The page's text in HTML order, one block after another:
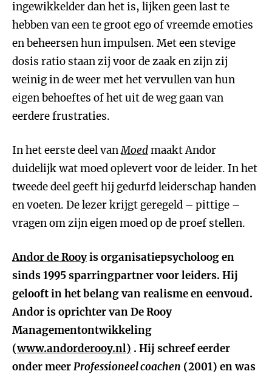
ingewikkelder dan het is, lijken geen last te
hebben van een te groot ego of vreemde emoties
en beheersen hun impulsen. Met een stevige
dosis ratio staan zij voor de zaak en zijn zij
weinig in de weer met het vervullen van hun
eigen behoeftes of het uit de weg gaan van
eerdere frustraties.
In het eerste deel vanMoedmaakt Andor
duidelijk wat moed oplevert voor de leider. In het
tweede deel geeft hij gedurfd leiderschap handen
en voeten. De lezer krijgt geregeld – pittige –
vragen om zijn eigen moed op de proef stellen.
Andor de Rooyis organisatiepsycholoog en
sinds 1995 sparringpartner voor leiders. Hij
gelooft in het belang van realisme en eenvoud.
Andor is oprichter van De Rooy
Managementontwikkeling
(www.andorderooy.nl) . Hij schreef eerder
onder meerProfessioneel coachen (2001) en was